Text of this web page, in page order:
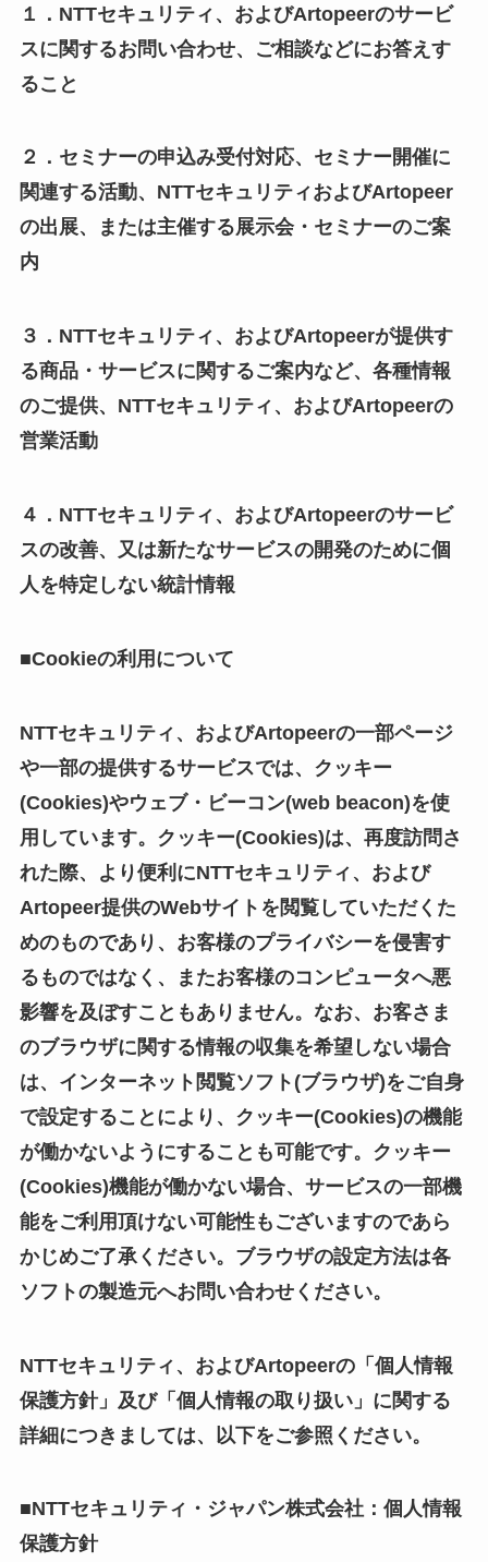
１．NTTセキュリティ、およびArtopeerのサービ
スに関するお問い合わせ、ご相談などにお答えす
ること
２．セミナーの申込み受付対応、セミナー開催に
関連する活動、NTTセキュリティおよびArtopeer
の出展、または主催する展示会・セミナーのご案
内
３．NTTセキュリティ、およびArtopeerが提供す
る商品・サービスに関するご案内など、各種情報
のご提供、NTTセキュリティ、およびArtopeerの
営業活動
４．NTTセキュリティ、およびArtopeerのサービ
スの改善、又は新たなサービスの開発のために個
人を特定しない統計情報
■Cookieの利用について
NTTセキュリティ、およびArtopeerの一部ページ
や一部の提供するサービスでは、クッキー
(Cookies)やウェブ・ビーコン(web beacon)を使
用しています。クッキー(Cookies)は、再度訪問さ
れた際、より便利にNTTセキュリティ、および
Artopeer提供のWebサイトを閲覧していただくた
めのものであり、お客様のプライバシーを侵害す
るものではなく、またお客様のコンピュータへ悪
影響を及ぼすこともありません。なお、お客さま
のブラウザに関する情報の収集を希望しない場合
は、インターネット閲覧ソフト(ブラウザ)をご自身
で設定することにより、クッキー(Cookies)の機能
が働かないようにすることも可能です。クッキー
(Cookies)機能が働かない場合、サービスの一部機
能をご利用頂けない可能性もございますのであら
かじめご了承ください。ブラウザの設定方法は各
ソフトの製造元へお問い合わせください。
NTTセキュリティ、およびArtopeerの「個人情報
保護方針」及び「個人情報の取り扱い」に関する
詳細につきましては、以下をご参照ください。
■NTTセキュリティ・ジャパン株式会社：個人情報
保護方針